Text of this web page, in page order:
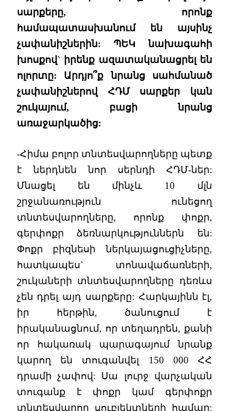
սարքերը, որոնք
համապատասխանում են այսինչ
չափանիշներին: ՊԵԿ նախագահի
խոսքով` իրենք ազատականացրել են
ոլորտը: Արդյո՞ք նրանց սահմանած
չափանիշներով ՀԴՄ սարքեր կան
շուկայում, բացի նրանց
առաջարկածից:
-Հիմա բոլոր տնտեսվարողները պետք
է ներդնեն նոր սերնդի ՀԴՄ-ներ:
Մնացել են մինչև 10 մլն
շրջանառություն ունեցող
տնտեսվարողները, որոնք փոքր,
գերփոքր ձեռնարկություններն են:
Փոքր բիզնեսի ներկայացուցիչները,
հատկապես` տոնավաճառների,
շուկաների տնտեսվարողները դեռևս
չեն դրել այդ սարքերը: Հարկայինն էլ,
իր հերթին, ծանուցում է
իրականացնում, որ տեղադրեն, քանի
որ հակառակ պարագայում նրանք
կարող են տուգանվել 150 000 ՀՀ
դրամի չափով: Սա լուրջ վարչական
տուգանք է փոքր կամ գերփոքր
տնտեսվարող սուբյեկտների համար: